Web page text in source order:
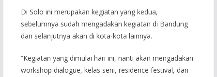
Di Solo ini merupakan kegiatan yang kedua,
sebelumnya sudah mengadakan kegiatan di Bandung
dan selanjutnya akan di kota-kota lainnya.
“Kegiatan yang dimulai hari ini, nanti akan mengadakan
workshop dialogue, kelas seni, residence festival, dan